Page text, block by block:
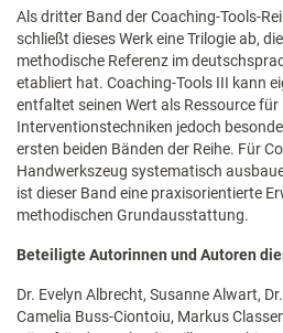
Als dritter Band der Coaching-Tools-
schließt dieses Werk eine Trilogie ab,
methodische Referenz im
etabliert hat. Coaching-Tools III kann
entfaltet seinen Wert als Ressource
Interventionstechniken jedoch
ersten beiden Bänden der Reihe. Für
Handwerkszeug systematisch
ist dieser Band eine praxisorientierte
methodischen Grundausstattung.
Beteiligte Autorinnen und Autoren
Dr. Evelyn Albrecht, Susanne Alwart,
Camelia Buss-Ciontoiu, Markus